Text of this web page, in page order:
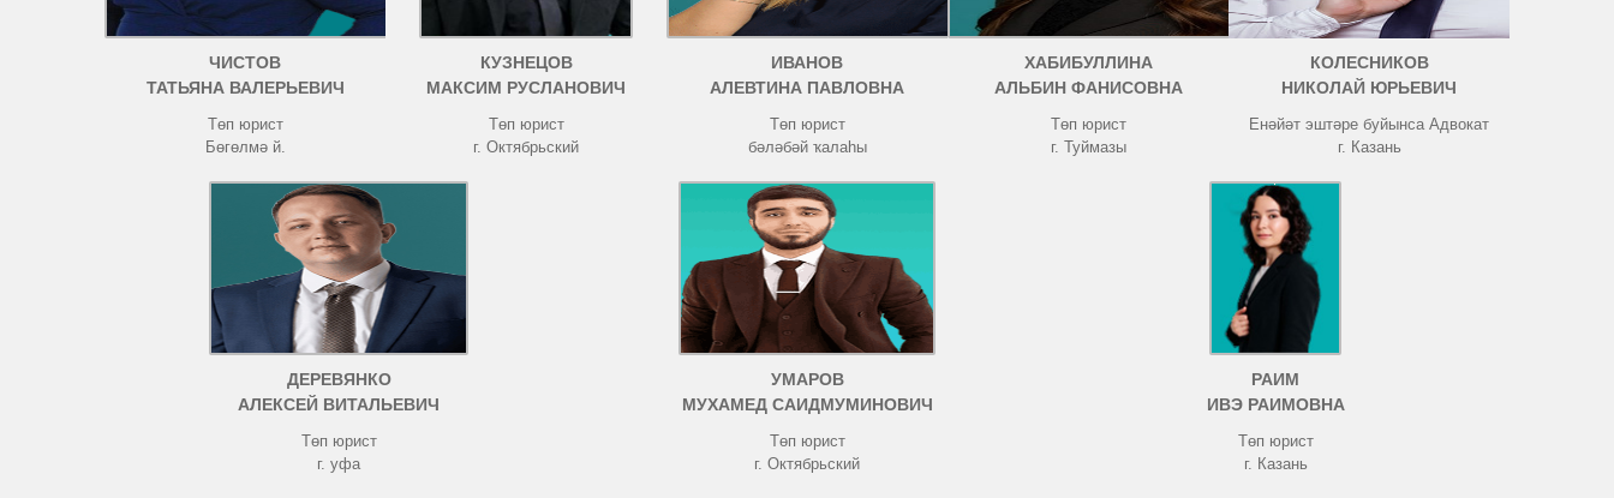
ЧИСТОВ
ТАТЬЯНА ВАЛЕРЬЕВИЧ
Төп юрист
Бөгөлмә й.
КУЗНЕЦОВ
МАКСИМ РУСЛАНОВИЧ
Төп юрист
г. Октябрьский
ИВАНОВ
АЛЕВТИНА ПАВЛОВНА
Төп юрист
бәләбәй ҡалаһы
ХАБИБУЛЛИНА
АЛЬБИН ФАНИСОВНА
Төп юрист
г. Туймазы
КОЛЕСНИКОВ
НИКОЛАЙ ЮРЬЕВИЧ
Енәйәт эштәре буйынса Адвокат
г. Казань
ДЕРЕВЯНКО
АЛЕКСЕЙ ВИТАЛЬЕВИЧ
Төп юрист
г. уфа
УМАРОВ
МУХАМЕД САИДМУМИНОВИЧ
Төп юрист
г. Октябрьский
РАИМ
ИВЭ РАИМОВНА
Төп юрист
г. Казань